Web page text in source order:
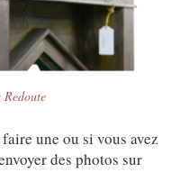
Redoute
une ou si vous avez
des photos sur